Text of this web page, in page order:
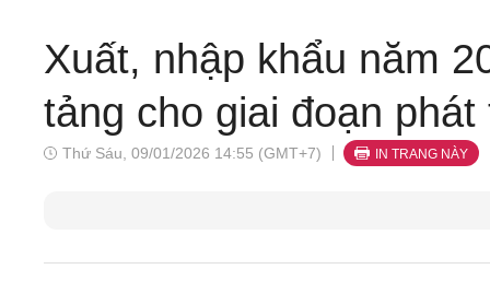
Xuất, nhập khẩu năm
tảng cho giai đoạn
Thứ Sáu, 09/01/2026 14:55 (GMT+7) IN TRANG NÀY